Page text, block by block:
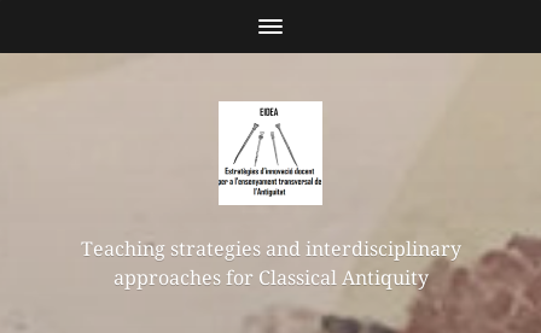
Teaching strategies and interdisciplinary
approaches for Classical Antiquity